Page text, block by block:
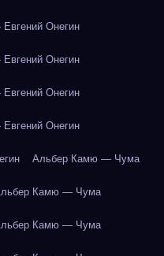
Онегин
Онегин
Онегин
Онегин
Альбер Камю — Чума
Камю — Чума
Камю — Чума